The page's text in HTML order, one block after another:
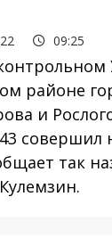
09:25
районе
и
совершил
так